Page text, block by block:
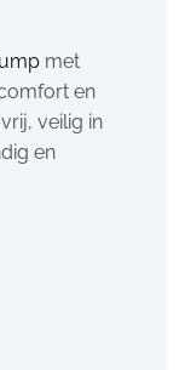
met
en
veilig in
en
L | 2 stuks aantal